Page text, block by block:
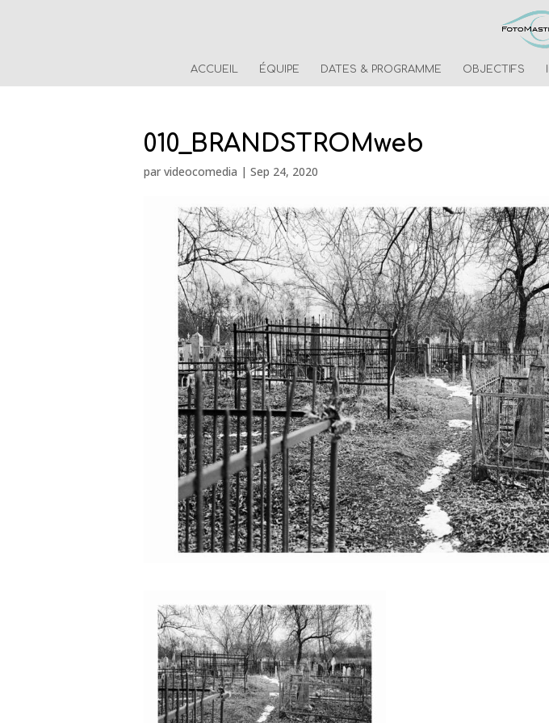
ACCUEIL ÉQUIPE DATES & PROGRAMME OBJECTIFS
010_BRANDSTROMweb
par videocomedia | Sep 24, 2020